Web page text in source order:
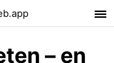
– en